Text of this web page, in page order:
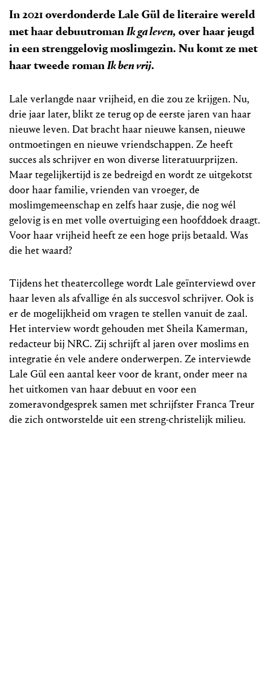
In 2021 overdonderde Lale Gül de literaire wereld
met haar debuutromanIk ga leven, over haar jeugd
in een strenggelovig moslimgezin. Nu komt ze met
haar tweede romanIk ben vrij.
Lale verlangde naar vrijheid, en die zou ze krijgen. Nu,
drie jaar later, blikt ze terug op de eerste jaren van haar
nieuwe leven. Dat bracht haar nieuwe kansen, nieuwe
ontmoetingen en nieuwe vriendschappen. Ze heeft
succes als schrijver en won diverse literatuurprijzen.
Maar tegelijkertijd is ze bedreigd en wordt ze uitgekotst
door haar familie, vrienden van vroeger, de
moslimgemeenschap en zelfs haar zusje, die nog wél
gelovig is en met volle overtuiging een hoofddoek draagt.
Voor haar vrijheid heeft ze een hoge prijs betaald. Was
die het waard?
Tijdens het theatercollege wordt Lale geïnterviewd over
haar leven als afvallige én als succesvol schrijver. Ook is
er de mogelijkheid om vragen te stellen vanuit de zaal.
Het interview wordt gehouden met Sheila Kamerman,
redacteur bij NRC. Zij schrijft al jaren over moslims en
integratie én vele andere onderwerpen. Ze interviewde
Lale Gül een aantal keer voor de krant, onder meer na
het uitkomen van haar debuut en voor een
zomeravondgesprek samen met schrijfster Franca Treur
die zich ontworstelde uit een streng-christelijk milieu.